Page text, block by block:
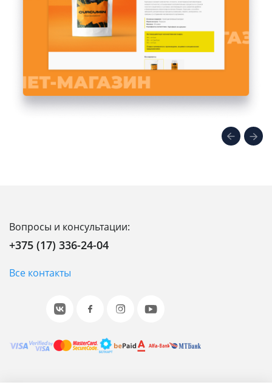
Вопросы и консультации:
+375 (17) 336-24-04
Все контакты